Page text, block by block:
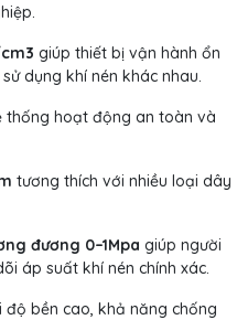
giúp thiết bị vận hành ổn
dụng khí nén khác nhau.
thống hoạt động an toàn và
tương thích với nhiều loại dây
đương 0–1Mpa giúp người
áp suất khí nén chính xác.
độ bền cao, khả năng chống